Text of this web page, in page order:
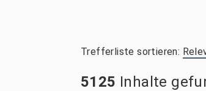
Trefferliste sortieren:
5125 Inhalte